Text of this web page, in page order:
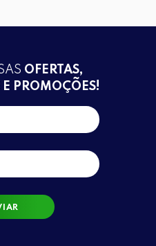
OFERTAS,
PROMOÇÕES!